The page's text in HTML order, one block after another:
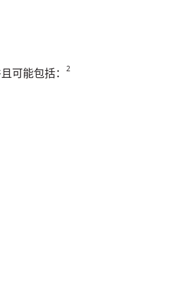
可能包括： 2